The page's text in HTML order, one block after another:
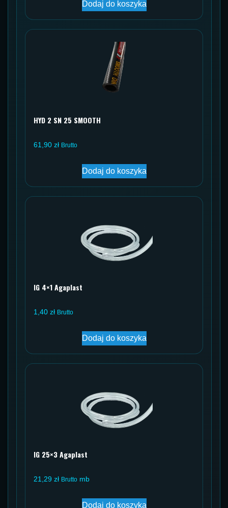
Dodaj do koszyka
HYD 2 SN 25 SMOOTH
61,90 zł Brutto
Dodaj do koszyka
IG 4×1 Agaplast
1,40 zł Brutto
Dodaj do koszyka
IG 25×3 Agaplast
21,29 zł Brutto mb
Dodaj do koszyka